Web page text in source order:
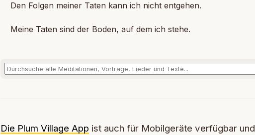
Den Folgen meiner Taten kann ich nicht entgehen.
Meine Taten sind der Boden, auf dem ich stehe.
Die Plum Village App ist auch für Mobilgeräte verfügbar